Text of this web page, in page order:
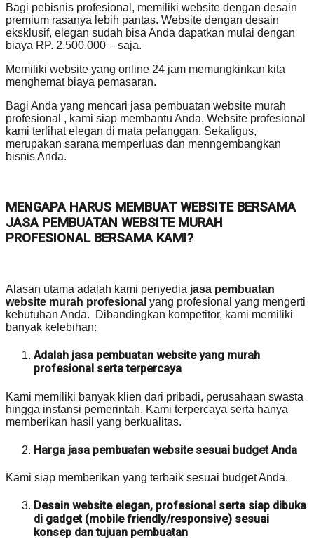
Bagi pebisnis profesional, memiliki website dengan desain
premium rasanya lebih pantas. Website dengan desain
eksklusif, elegan sudah bisa Anda dapatkan mulai dengan
biaya RP. 2.500.000 – saja.
Memiliki website yang online 24 jam memungkinkan kita
menghemat biaya pemasaran.
Bagi Anda yang mencari jasa pembuatan website murah
profesional , kami siap membantu Anda. Website profesional
kami terlihat elegan di mata pelanggan. Sekaligus,
merupakan sarana memperluas dan menngembangkan
bisnis Anda.
MENGAPA HARUS MEMBUAT WEBSITE BERSAMA
JASA PEMBUATAN WEBSITE MURAH
PROFESIONAL BERSAMA KAMI?
Alasan utama adalah kami penyedia jasa pembuatan
website murah profesional yang profesional yang mengerti
kebutuhan Anda. Dibandingkan kompetitor, kami memiliki
banyak kelebihan:
Adalah jasa pembuatan website yang murah
profesional serta terpercaya
Kami memiliki banyak klien dari pribadi, perusahaan swasta
hingga instansi pemerintah. Kami terpercaya serta hanya
memberikan hasil yang berkualitas.
Harga jasa pembuatan website sesuai budget Anda
Kami siap memberikan yang terbaik sesuai budget Anda.
Desain website elegan, profesional serta siap dibuka
di gadget (mobile friendly/responsive) sesuai
konsep dan tujuan pembuatan